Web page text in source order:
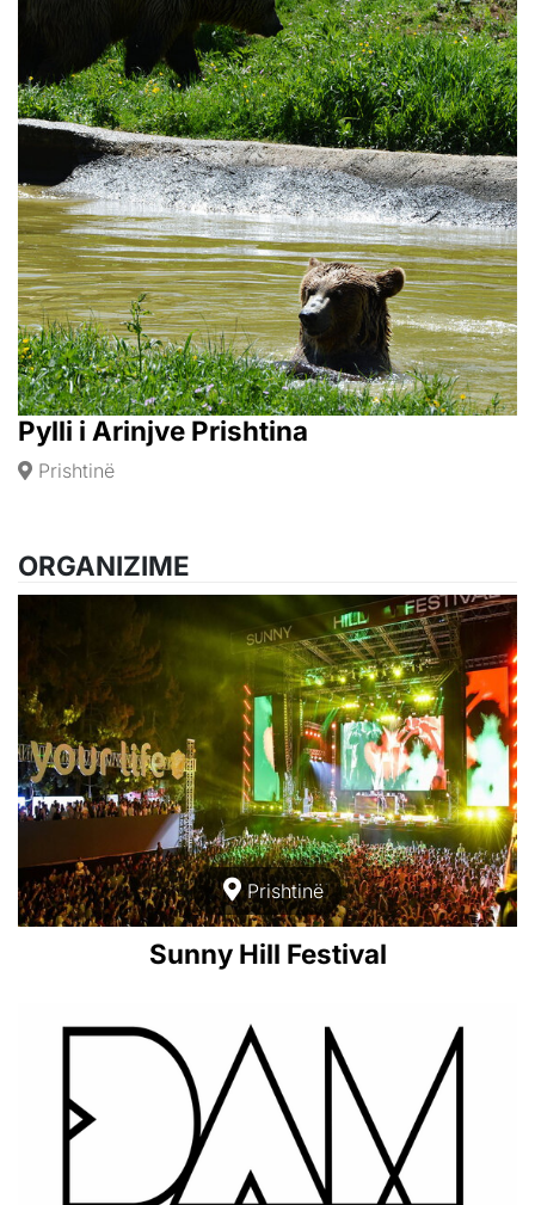
Pylli i Arinjve Prishtina
Prishtinë
ORGANIZIME
Prishtinë
Sunny Hill Festival